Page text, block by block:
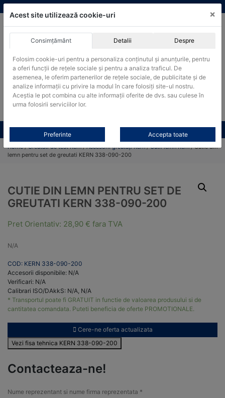
Skip
to
Produsele pot fi achizitionate si in sistemul SEAP / SICAP
Products
search
CAUTARE
Toate produsele CONTACT
Home/Greutati de test Kern/Accesorii greutăți Kern/Cutii lemn Kern/ Cutie din
lemn pentru set de greutati KERN 338-090-200
CUTIE DIN LEMN PENTRU SET DE
GREUTATI KERN 338-090-200
Pret Orientativ: 28,90 € fara TVA
N/A
COD: KERN 338-090-200
Accesorii disponibile: N/A
Verificari: N/A
Calibrari ISO/DAkkS: N/A, N/A
* Transportul poate fi GRATUIT in functie de valoarea produsului si de
cantitatea comandata. Puteti beneficia de oferte PROMOTIONALE.
Cere-ne oferta actualizata
Vezi fisa tehnica KERN 338-090-200
Contacteaza-ne!
Nume reprezentant si nume firma reprezentata *
Acest site utilizează cookie-uri ×
Consimțământ Detalii Despre
Folosim cookie-uri pentru a personaliza conținutul și anunțurile, pentru
a oferi funcții de rețele sociale și pentru a analiza traficul. De
asemenea, le oferim partenerilor de rețele sociale, de publicitate și de
analize informații cu privire la modul în care folosiți site-ul nostru.
Aceștia le pot combina cu alte informații oferite de dvs. sau culese în
urma folosirii serviciilor lor.
Preferinte Accepta toate